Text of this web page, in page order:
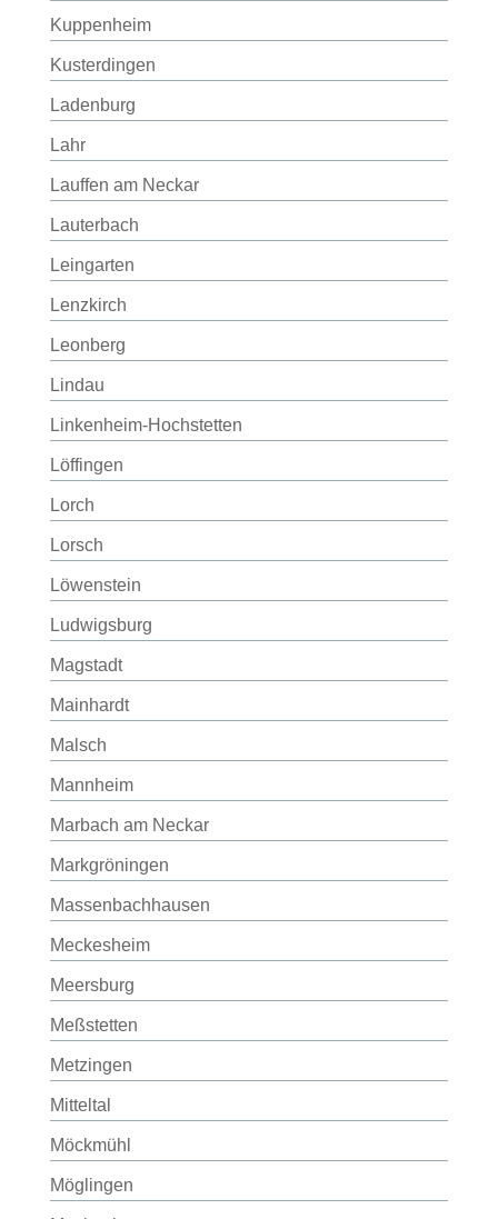
Kuppenheim
Kusterdingen
Ladenburg
Lahr
Lauffen am Neckar
Lauterbach
Leingarten
Lenzkirch
Leonberg
Lindau
Linkenheim-Hochstetten
Löffingen
Lorch
Lorsch
Löwenstein
Ludwigsburg
Magstadt
Mainhardt
Malsch
Mannheim
Marbach am Neckar
Markgröningen
Massenbachhausen
Meckesheim
Meersburg
Meßstetten
Metzingen
Mitteltal
Möckmühl
Möglingen